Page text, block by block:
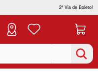
2ª Via de Boleto!